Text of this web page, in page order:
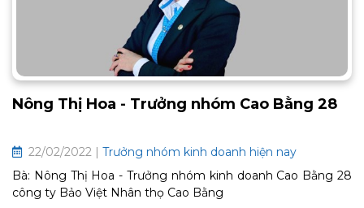
Nông Thị Hoa - Trưởng nhóm Cao Bằng 28
22/02/2022 | Trưởng nhóm kinh doanh hiện nay
Bà: Nông Thị Hoa - Trưởng nhóm kinh doanh Cao Bằng 28
công ty Bảo Việt Nhân thọ Cao Bằng